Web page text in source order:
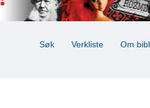
Søk Verkliste Om